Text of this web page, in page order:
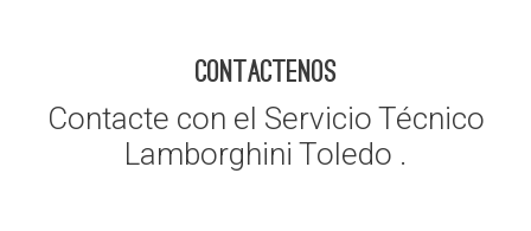
CONTACTENOS
Contacte con el Servicio Técnico
Lamborghini Toledo .